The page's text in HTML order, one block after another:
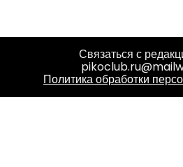
Связаться с
Политика обработки